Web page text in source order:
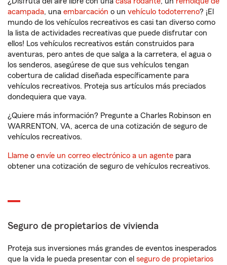
acampada, una embarcación o un vehículo todoterreno? ¡El
mundo de los vehículos recreativos es casi tan diverso como
la lista de actividades recreativas que puede disfrutar con
ellos! Los vehículos recreativos están construidos para
aventuras, pero antes de que salga a la carretera, el agua o
los senderos, asegúrese de que sus vehículos tengan
cobertura de calidad diseñada específicamente para
vehículos recreativos. Proteja sus artículos más preciados
dondequiera que vaya.
¿Quiere más información? Pregunte a Charles Robinson en
WARRENTON, VA, acerca de una cotización de seguro de
vehículos recreativos.
Llame o envíe un correo electrónico a un agente para
obtener una cotización de seguro de vehículos recreativos.
Seguro de propietarios de vivienda
Proteja sus inversiones más grandes de eventos inesperados
que la vida le pueda presentar con el seguro de propietarios